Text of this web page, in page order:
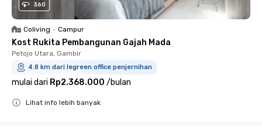
360
Coliving • Campur
Kost Rukita Pembangunan Gajah Mada
Petojo Utara, Gambir
4.8 km dari legreen office penjernihan
mulai dari Rp2.368.000 /bulan
Lihat info lebih banyak